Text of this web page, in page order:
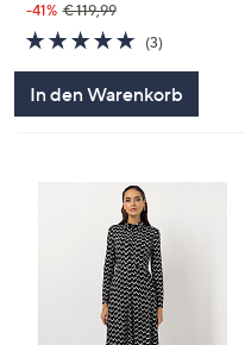
-41% € 119,99
5.0
von
5
(3)
In den Warenkorb